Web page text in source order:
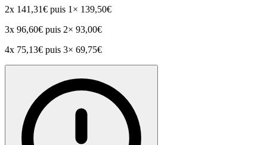
2x 141,31€ puis 1× 139,50€
3x 96,60€ puis 2× 93,00€
4x 75,13€ puis 3× 69,75€